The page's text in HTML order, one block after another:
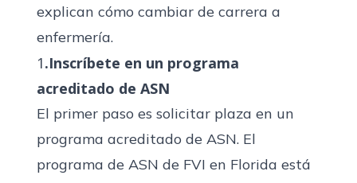
explican cómo cambiar de carrera a
enfermería.
1.Inscríbete en un programa
acreditado de ASN
El primer paso es solicitar plaza en un
programa acreditado de ASN. El
programa de ASN de FVI en Florida está